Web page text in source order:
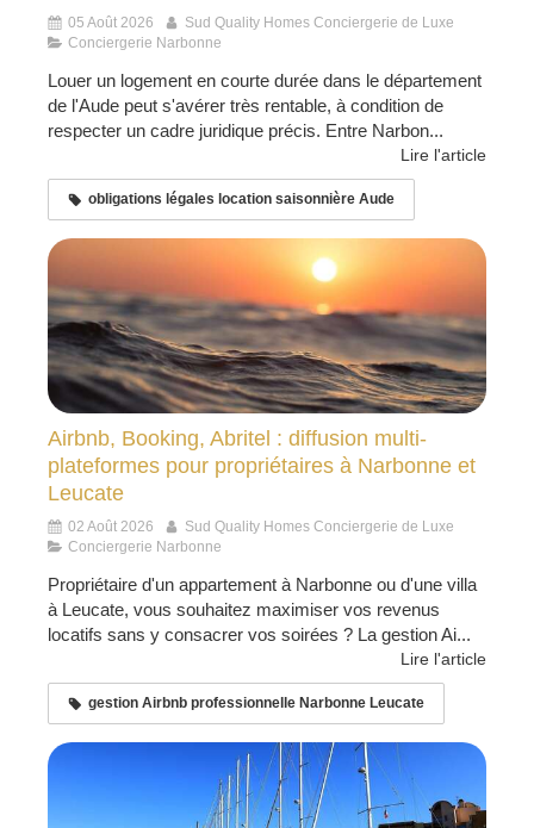
05 Août 2026
Sud Quality Homes Conciergerie de Luxe
Conciergerie Narbonne
Louer un logement en courte durée dans le département
de l'Aude peut s'avérer très rentable, à condition de
respecter un cadre juridique précis. Entre Narbon...
Lire l'article
obligations légales location saisonnière Aude
Airbnb, Booking, Abritel : diffusion multi-
plateformes pour propriétaires à Narbonne et
Leucate
02 Août 2026
Sud Quality Homes Conciergerie de Luxe
Conciergerie Narbonne
Propriétaire d'un appartement à Narbonne ou d'une villa
à Leucate, vous souhaitez maximiser vos revenus
locatifs sans y consacrer vos soirées ? La gestion Ai...
Lire l'article
gestion Airbnb professionnelle Narbonne Leucate